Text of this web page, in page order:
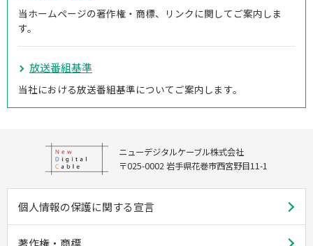
当ホームページの著作権・商標、リンクに関してご案内しま
す。
放送番組基準
当社における放送番組基準についてご案内します。
ニューデジタルケーブル株式会社
〒025-0002 岩手県花巻市西宮野目11-1
個人情報の保護に関する宣言